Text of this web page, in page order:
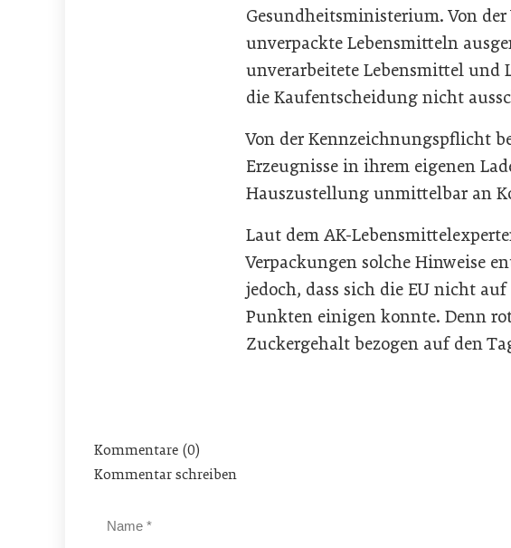
Gesundheitsministerium. Von
unverpackte Lebensmitteln
unverarbeitete Lebensmittel
die Kaufentscheidung nicht
Von der Kennzeichnungspflicht
Erzeugnisse in ihrem eigenen
Hauszustellung unmittelbar an
Laut dem AK-
Verpackungen solche Hinweise
jedoch, dass sich die EU nicht
Punkten einigen konnte. Denn
Zuckergehalt bezogen auf den
Kommentare (0)
Kommentar schreiben